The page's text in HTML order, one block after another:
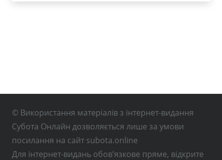
© Використання матеріалів з інтернет-видання
Субота Онлайн дозволяється лише за умови
посилання на сайт subota.online
Для інтернет-видань обов’язкове пряме, відкрите